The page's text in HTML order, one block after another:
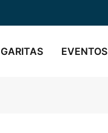
GARITAS EVENTOS